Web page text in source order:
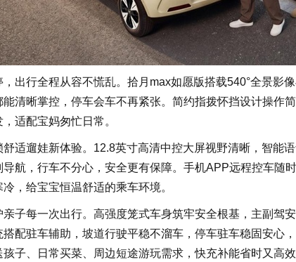
出行全程从容不慌乱。拾月max如愿版搭载540°全景影
清晰掌控，停车会车不再紧张。简约指拨怀挡设计操作
适配宝妈匆忙日常。
适遛娃新体验。12.8英寸高清中控大屏视野清晰，智能
航，行车不分心，安全更有保障。手机APP远程控车随
，给宝宝恒温舒适的乘车环境。
子每一次出行。高强度笼式车身筑牢安全根基，主副驾
配驻车辅助，坡道行驶平稳不溜车，停车驻车稳固安心
子、日常买菜、周边短途游玩需求，快充补能省时又高